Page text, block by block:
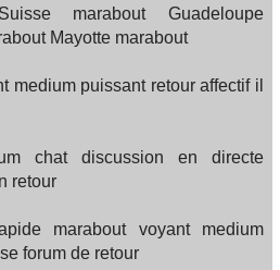
marabout Guadeloupe
Mayotte marabout
medium puissant retour affectif il
chat discussion en directe
retour
marabout voyant medium
forum de retour